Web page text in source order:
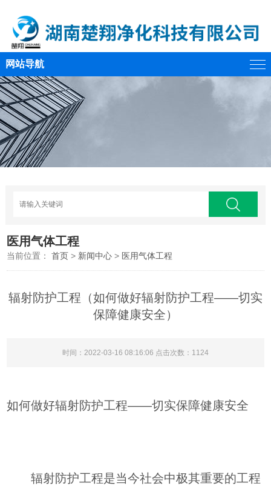
网站导航
医用气体工程
当前位置：首页 > 新闻中心 > 医用气体工程
辐射防护工程（如何做好辐射防护工程——切实
保障健康安全）
时间：2022-03-16 08:16:06 点击次数： 1124
如何做好辐射防护工程——切实保障健康安全
辐射防护工程是当今社会中极其重要的工程